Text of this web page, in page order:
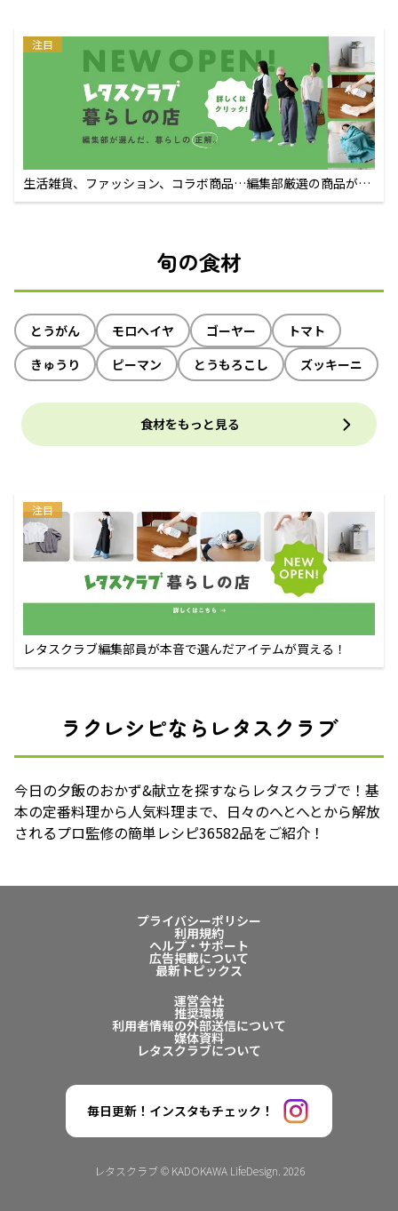
注目
生活雑貨、ファッション、コラボ商品…編集部厳選の商品が買
えるECサイト
旬の食材
とうがん モロヘイヤ ゴーヤー
トマト
きゅうり
ピーマン とうもろこし ズッキーニ
食材をもっと見る
注目
レタスクラブ編集部員が本音で選んだアイテムが買える！
ラクレシピならレタスクラブ
今日の夕飯のおかず&献立を探すならレタスクラブで！基
本の定番料理から人気料理まで、日々のへとへとから解放
されるプロ監修の簡単レシピ36582品をご紹介！
プライバシーポリシー
利用規約
ヘルプ・サポート
広告掲載について
最新トピックス
運営会社
推奨環境
利用者情報の外部送信について
媒体資料
レタスクラブについて
毎日更新！インスタもチェック！
レタスクラブ © KADOKAWA LifeDesign. 2026